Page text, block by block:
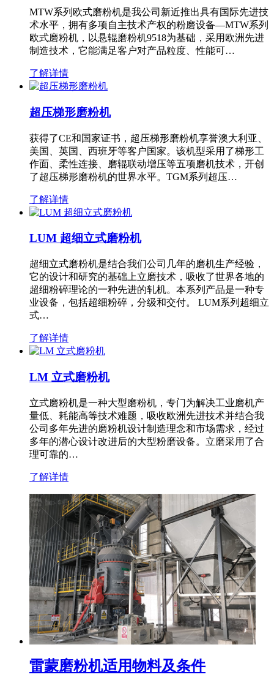
MTW系列欧式磨粉机是我公司新近推出具有国际先进技
术水平，拥有多项自主技术产权的粉磨设备—MTW系列
欧式磨粉机，以悬辊磨粉机9518为基础，采用欧洲先进
制造技术，它能满足客户对产品粒度、性能可…
了解详情
超压梯形磨粉机
获得了CE和国家证书，超压梯形磨粉机享誉澳大利亚、
美国、英国、西班牙等客户国家。该机型采用了梯形工
作面、柔性连接、磨辊联动增压等五项磨机技术，开创
了超压梯形磨粉机的世界水平。TGM系列超压…
了解详情
LUM 超细立式磨粉机
超细立式磨粉机是结合我们公司几年的磨机生产经验，
它的设计和研究的基础上立磨技术，吸收了世界各地的
超细粉碎理论的一种先进的轧机。本系列产品是一种专
业设备，包括超细粉碎，分级和交付。 LUM系列超细立
式…
了解详情
LM 立式磨粉机
立式磨粉机是一种大型磨粉机，专门为解决工业磨机产
量低、耗能高等技术难题，吸收欧洲先进技术并结合我
公司多年先进的磨粉机设计制造理念和市场需求，经过
多年的潜心设计改进后的大型粉磨设备。立磨采用了合
理可靠的…
了解详情
雷蒙磨粉机适用物料及条件